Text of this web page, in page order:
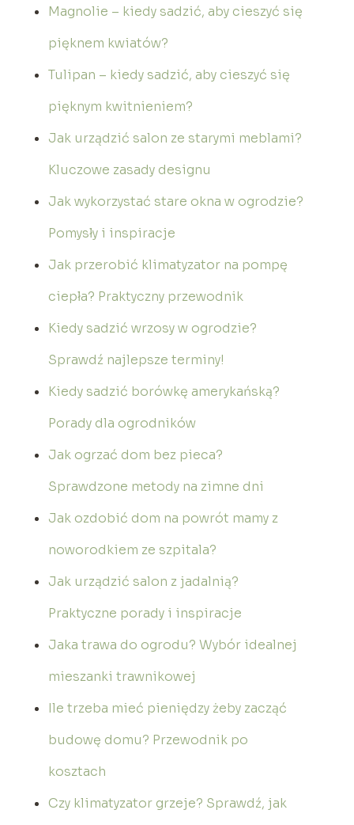
Magnolie – kiedy sadzić, aby cieszyć się
pięknem kwiatów?
Tulipan – kiedy sadzić, aby cieszyć się
pięknym kwitnieniem?
Jak urządzić salon ze starymi meblami?
Kluczowe zasady designu
Jak wykorzystać stare okna w ogrodzie?
Pomysły i inspiracje
Jak przerobić klimatyzator na pompę
ciepła? Praktyczny przewodnik
Kiedy sadzić wrzosy w ogrodzie?
Sprawdź najlepsze terminy!
Kiedy sadzić borówkę amerykańską?
Porady dla ogrodników
Jak ogrzać dom bez pieca?
Sprawdzone metody na zimne dni
Jak ozdobić dom na powrót mamy z
noworodkiem ze szpitala?
Jak urządzić salon z jadalnią?
Praktyczne porady i inspiracje
Jaka trawa do ogrodu? Wybór idealnej
mieszanki trawnikowej
Ile trzeba mieć pieniędzy żeby zacząć
budowę domu? Przewodnik po
kosztach
Czy klimatyzator grzeje? Sprawdź, jak